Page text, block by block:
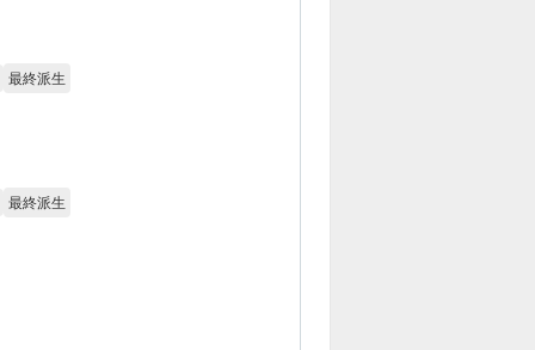
最終派生
最終派生